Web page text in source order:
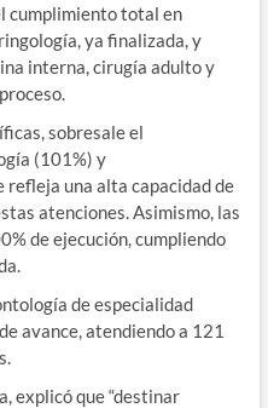
cumplimiento total en
ya finalizada, y
interna, cirugía adulto y
sobresale el
(101%) y
refleja una alta capacidad de
atenciones. Asimismo, las
de ejecución, cumpliendo
de especialidad
avance, atendiendo a 121
explicó que “destinar